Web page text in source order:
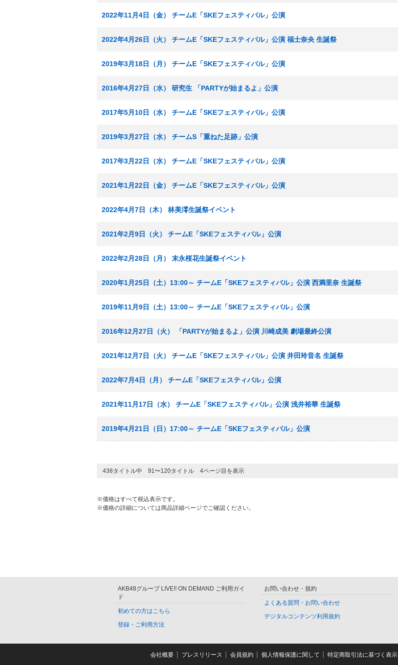
2022年11月4日（金） チームE「SKEフェスティバル」公演
2022年4月26日（火） チームE「SKEフェスティバル」公演 福士奈央 生誕祭
2019年3月18日（月） チームE「SKEフェスティバル」公演
2016年4月27日（水） 研究生 「PARTYが始まるよ」公演
2017年5月10日（水） チームE「SKEフェスティバル」公演
2019年3月27日（水） チームS「重ねた足跡」公演
2017年3月22日（水） チームE「SKEフェスティバル」公演
2021年1月22日（金） チームE「SKEフェスティバル」公演
2022年4月7日（木） 林美澪生誕祭イベント
2021年2月9日（火） チームE「SKEフェスティバル」公演
2022年2月28日（月） 末永桜花生誕祭イベント
2020年1月25日（土）13:00～ チームE「SKEフェスティバル」公演 西満里奈 生誕祭
2019年11月9日（土）13:00～ チームE「SKEフェスティバル」公演
2016年12月27日（火） 「PARTYが始まるよ」公演 川崎成美 劇場最終公演
2021年12月7日（火） チームE「SKEフェスティバル」公演 井田玲音名 生誕祭
2022年7月4日（月） チームE「SKEフェスティバル」公演
2021年11月17日（水） チームE「SKEフェスティバル」公演 浅井裕華 生誕祭
2019年4月21日（日）17:00～ チームE「SKEフェスティバル」公演
438タイトル中 91〜120タイトル 4ページ目を表示
※価格はすべて税込表示です。
※価格の詳細については商品詳細ページでご確認ください。
AKB48グループ LIVE!! ON DEMAND ご利用ガイ
ド
初めての方はこちら
登録・ご利用方法
お問い合わせ・規約
よくある質問・お問い合わせ
デジタルコンテンツ利用規約
会社概要 プレスリリース 会員規約 個人情報保護に関して 特定商取引法に基づく表示